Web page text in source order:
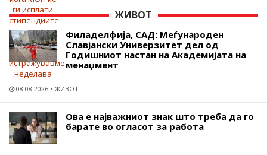
ЖИВОТ
Филаделфија, САД: Меѓународен
Славјански Универзитет дел од
Годишниот настан на Академијата на
менаџмент
08.08.2026 ЖИВОТ
Ова е најважниот знак што треба да го
барате во огласот за работа